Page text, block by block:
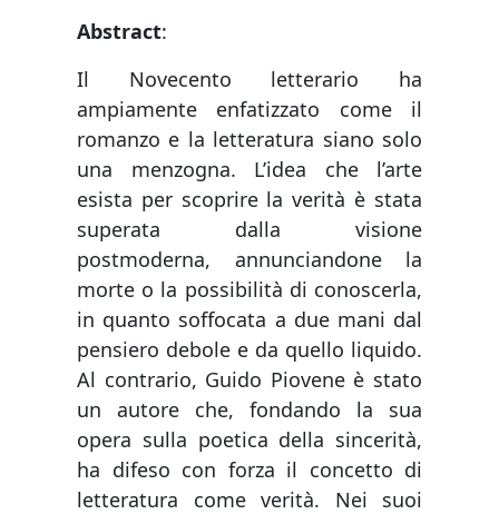
Abstract:
Il Novecento letterario ha
ampiamente enfatizzato come il
romanzo e la letteratura siano solo
una menzogna. L’idea che l’arte
esista per scoprire la verità è stata
superata dalla visione
postmoderna, annunciandone la
morte o la possibilità di conoscerla,
in quanto soffocata a due mani dal
pensiero debole e da quello liquido.
Al contrario, Guido Piovene è stato
un autore che, fondando la sua
opera sulla poetica della sincerità,
ha difeso con forza il concetto di
letteratura come verità. Nei suoi